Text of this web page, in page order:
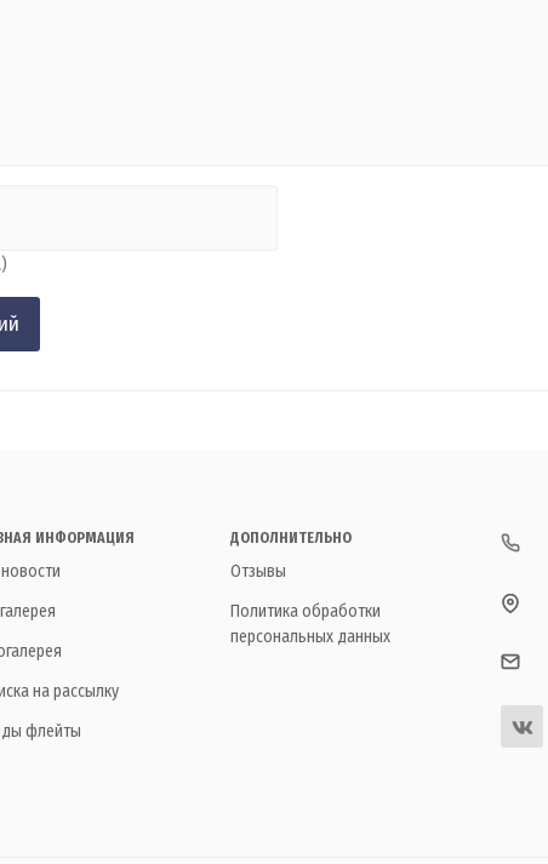
ИНФОРМАЦИЯ
на рассылку
флейты
ДОПОЛНИТЕЛЬНО
Отзывы
Политика обработки
персональных данных